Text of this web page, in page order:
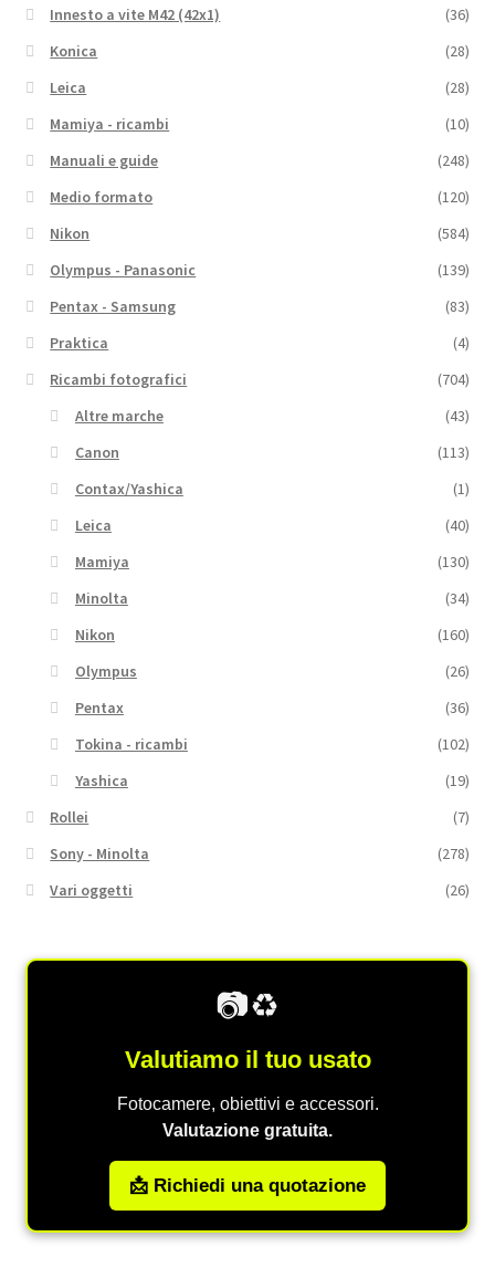
Innesto a vite M42 (42x1)
(36)
Konica
(28)
Leica
(28)
Mamiya - ricambi
(10)
Manuali e guide
(248)
Medio formato
(120)
Nikon
(584)
Olympus - Panasonic
(139)
Pentax - Samsung
(83)
Praktica
(4)
Ricambi fotografici
(704)
Altre marche
(43)
Canon
(113)
Contax/Yashica
(1)
Leica
(40)
Mamiya
(130)
Minolta
(34)
Nikon
(160)
Olympus
(26)
Pentax
(36)
Tokina - ricambi
(102)
Yashica
(19)
Rollei
(7)
Sony - Minolta
(278)
Vari oggetti
(26)
📷♻️
Valutiamo il tuo usato
Fotocamere, obiettivi e accessori.
Valutazione gratuita.
📩 Richiedi una quotazione